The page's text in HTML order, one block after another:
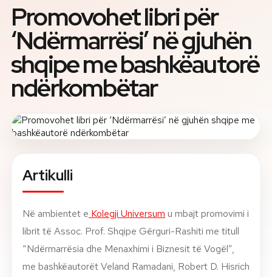
Regjistrimet
Programet
Jeta Studentore
Fuqizuar nga ASU
Rreth nesh
Kontakti
EN
AL Apliko Kërko info
Promovohet libri për
‘Ndërmarrësi’ në gjuhën
shqipe me bashkëautorë
ndërkombëtar
Artikulli
Në ambientet e Kolegji Universum u mbajt promovimi i
librit të Assoc. Prof. Shqipe Gërguri-Rashiti me titull
“Ndërmarrësia dhe Menaxhimi i Biznesit të Vogël”,
me bashkëautorët Veland Ramadani, Robert D. Hisrich